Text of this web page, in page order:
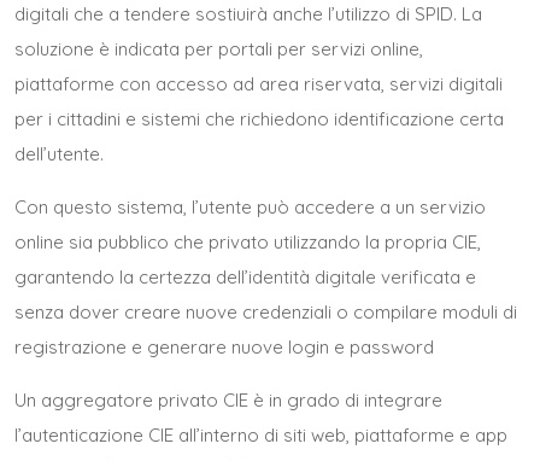
digitali che a tendere sostiuirà anche l’utilizzo di SPID. La
soluzione è indicata per portali per servizi online,
piattaforme con accesso ad area riservata, servizi digitali
per i cittadini e sistemi che richiedono identificazione certa
dell’utente.
Con questo sistema, l’utente può accedere a un servizio
online sia pubblico che privato utilizzando la propria CIE,
garantendo la certezza dell’identità digitale verificata e
senza dover creare nuove credenziali o compilare moduli di
registrazione e generare nuove login e password
Un aggregatore privato CIE è in grado di integrare
l’autenticazione CIE all’interno di siti web, piattaforme e app